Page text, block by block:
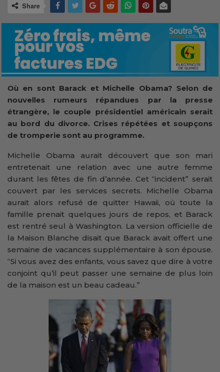
Share
Où en sont Barack et Michelle Obama? Selon de
nouvelles rumeurs répandues par la presse
étrangère, le couple présidentiel américain serait
au bord du divorce. Crises répétées et soupçons
de tromperie sont au programme.
Michelle Obama aurait découvert que son mari
entretenait une relation avec une autre femme
durant les fêtes de fin d’année. Cet “incident” serait
couvert par les services secrets. Michelle Obama
aurait alors refusé de quitter Hawaii, où toute la
famille prenait quelques jours de repos, et Barack
est rentré seul à Washington. La version officielle de
la Maison Blanche disait que Barack avait offert une
semaine de vacances supplémentaire à son épouse.
“Si vous avez des enfants, vous savez que dire à votre
conjoint qu’il peut passer une semaine de plus loin
de la maison est un beau cadeau.”